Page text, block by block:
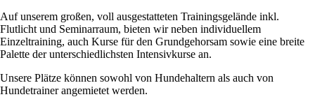
Auf unserem großen, voll ausgestatteten Trainingsgelände inkl.
Flutlicht und Seminarraum, bieten wir neben individuellem
Einzeltraining, auch Kurse für den Grundgehorsam sowie eine breite
Palette der unterschiedlichsten Intensivkurse an.
Unsere Plätze können sowohl von Hundehaltern als auch von
Hundetrainer angemietet werden.